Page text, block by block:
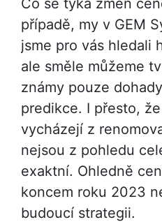
Co se týká změn
případě, my v GEM
jsme pro vás hledali
ale směle můžeme
známy pouze
predikce. I přesto,
vycházejí z
nejsou z pohledu
exaktní. Ohledně
koncem roku 2023
budoucí strategii.